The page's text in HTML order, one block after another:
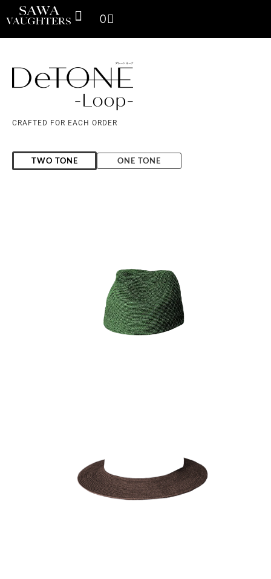
0
CRAFTED FOR EACH ORDER
TWO TONE ONE TONE